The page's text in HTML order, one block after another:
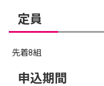
定員
先着8組
申込期間